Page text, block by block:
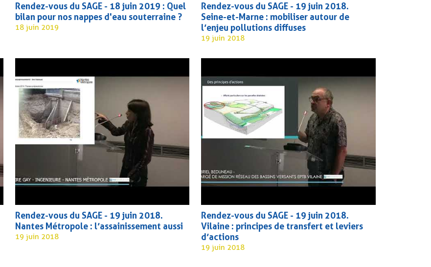
Rendez-vous du SAGE - 18 juin 2019 : Quel
bilan pour nos nappes d'eau souterraine ?
18 juin 2019
Rendez-vous du SAGE - 19 juin 2018.
Seine-et-Marne : mobiliser autour de
l’enjeu pollutions diffuses
19 juin 2018
Rendez-vous du SAGE - 19 juin 2018.
Nantes Métropole : l’assainissement aussi
19 juin 2018
Rendez-vous du SAGE - 19 juin 2018.
Vilaine : principes de transfert et leviers
d’actions
19 juin 2018